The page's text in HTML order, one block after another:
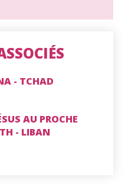
- TCHAD
AU PROCHE
- LIBAN